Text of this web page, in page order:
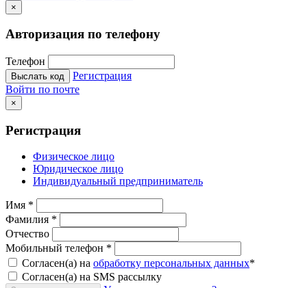
×
Авторизация по телефону
Телефон
Выслать код
Регистрация
Войти по почте
×
Регистрация
Физическое лицо
Юридическое лицо
Индивидуальный предприниматель
Имя *
Фамилия *
Отчество
Мобильный телефон *
Согласен(а) на обработку персональных данных*
Согласен(а) на SMS рассылку